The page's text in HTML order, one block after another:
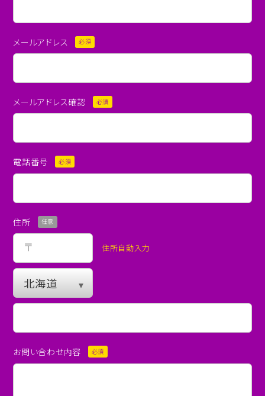
メールアドレス 必須
メールアドレス確認 必須
電話番号 必須
住所 任意
住所自動入力
お問い合わせ内容 必須